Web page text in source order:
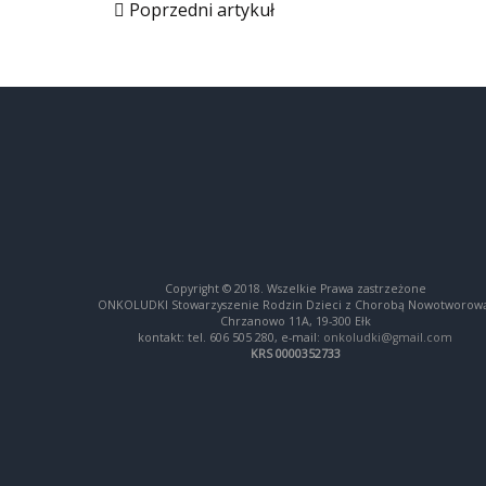
Poprzedni artykuł
Copyright © 2018. Wszelkie Prawa zastrzeżone
ONKOLUDKI Stowarzyszenie Rodzin Dzieci z Chorobą
Chrzanowo 11A, 19-300 Ełk
kontakt: tel. 606 505 280, e-mail: onkoludki@gmail.com
KRS 0000352733